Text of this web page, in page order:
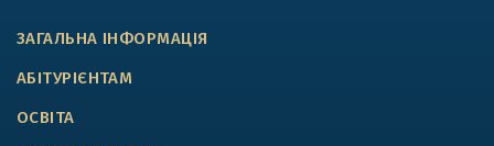
ЗАГАЛЬНА ІНФОРМАЦІЯ
АБІТУРІЄНТАМ
ОСВІТА